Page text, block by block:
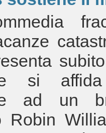
si affida
ad un
Robin